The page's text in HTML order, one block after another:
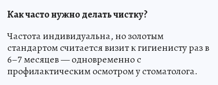
Как часто нужно делать чистку?
Частота индивидуальна, но золотым
стандартом считается визит к гигиенисту раз в
6–7 месяцев — одновременно с
профилактическим осмотром у стоматолога.